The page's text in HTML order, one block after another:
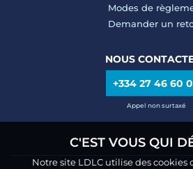
Modes de
Demander un
NOUS
+334 27 46 60
Appel non surtaxé
C'EST VOUS QUI
Notre site LDLC utilise des cookies